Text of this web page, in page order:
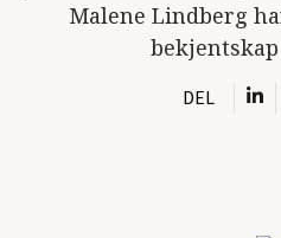
Malene Lindberg
DEL